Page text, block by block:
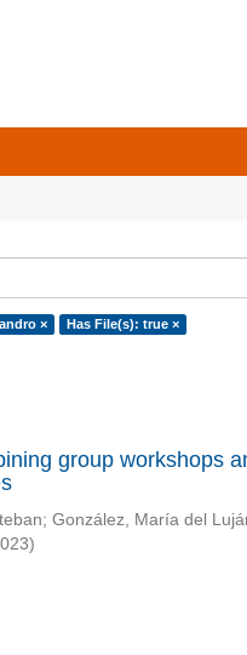
× Has File(s): true ×
group workshops
; González, María del
)